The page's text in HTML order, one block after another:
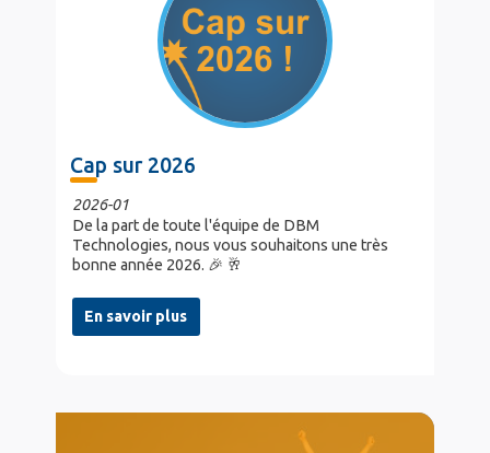
Cap sur 2026
2026-01
De la part de toute l'équipe de DBM
Technologies, nous vous souhaitons une très
bonne année 2026. 🎉 🥂
En savoir plus